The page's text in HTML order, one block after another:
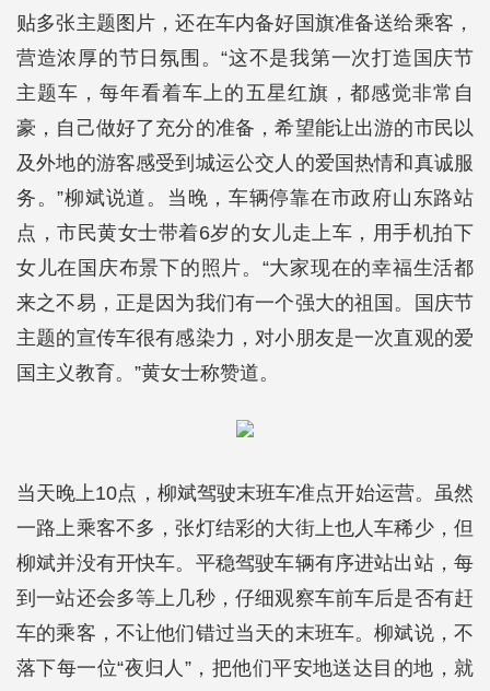
贴多张主题图片，还在车内备好国旗准备送给乘客，
营造浓厚的节日氛围。“这不是我第一次打造国庆节
主题车，每年看着车上的五星红旗，都感觉非常自
豪，自己做好了充分的准备，希望能让出游的市民以
及外地的游客感受到城运公交人的爱国热情和真诚服
务。”柳斌说道。当晚，车辆停靠在市政府山东路站
点，市民黄女士带着6岁的女儿走上车，用手机拍下
女儿在国庆布景下的照片。“大家现在的幸福生活都
来之不易，正是因为我们有一个强大的祖国。国庆节
主题的宣传车很有感染力，对小朋友是一次直观的爱
国主义教育。”黄女士称赞道。
当天晚上10点，柳斌驾驶末班车准点开始运营。虽然
一路上乘客不多，张灯结彩的大街上也人车稀少，但
柳斌并没有开快车。平稳驾驶车辆有序进站出站，每
到一站还会多等上几秒，仔细观察车前车后是否有赶
车的乘客，不让他们错过当天的末班车。柳斌说，不
落下每一位“夜归人”，把他们平安地送达目的地，就